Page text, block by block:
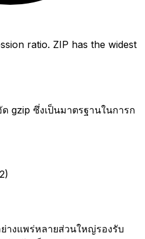
ratio. ZIP has the widest
gzip ซึ่งเป็นมาตรฐานในการก
างแพร่หลายส่วนใหญ่รองรับ